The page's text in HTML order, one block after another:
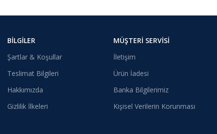
BILGILER
Şartlar & Koşullar
Teslimat Bilgileri
Hakkımızda
Gizlilik İlkeleri
MÜŞTERI SERVISI
İletişim
Ürün İadesi
Banka Bilgilerimiz
Kişisel Verilerin Korunması